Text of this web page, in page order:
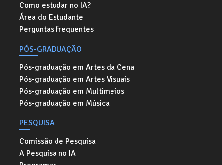
Como estudar no IA?
Área do Estudante
Perguntas frequentes
PÓS-GRADUAÇÃO
Pós-graduação em Artes da Cena
Pós-graduação em Artes Visuais
Pós-graduação em Multimeios
Pós-graduação em Música
PESQUISA
Comissão de Pesquisa
A Pesquisa no IA